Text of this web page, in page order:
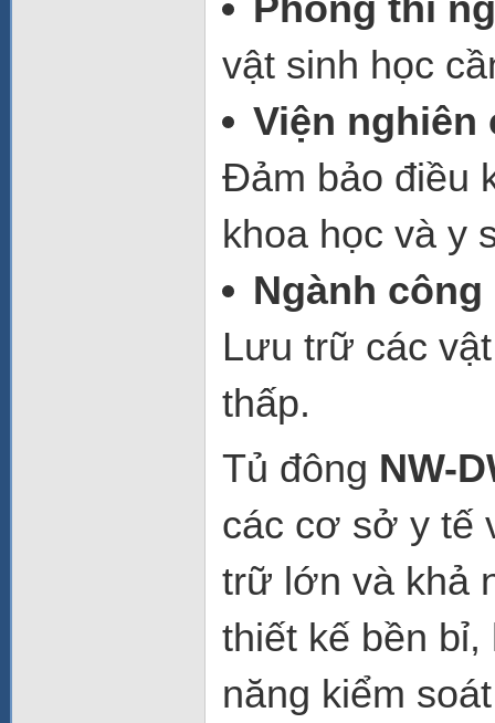
vật sinh học
Viện
Đảm bảo điều
khoa học và y
Ngành
Lưu trữ các
thấp.
Tủ đông NW-
các cơ sở y tế
trữ lớn và khả
thiết kế bền
năng kiểm